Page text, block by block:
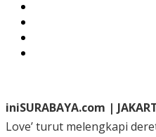
iniSURABAYA.com |
Love’ turut melengkapi